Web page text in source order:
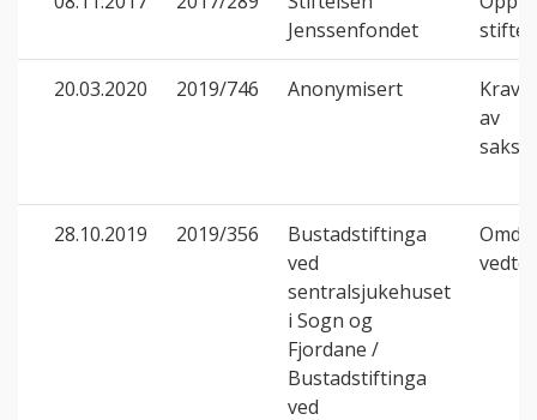
Jenssenfondet
20.03.2020 2019/746 Anonymisert
Krav
av
28.10.2019 2019/356
Bustadstiftinga
ved
sentralsjukehuset
i Sogn og
Fjordane /
Bustadstiftinga
ved